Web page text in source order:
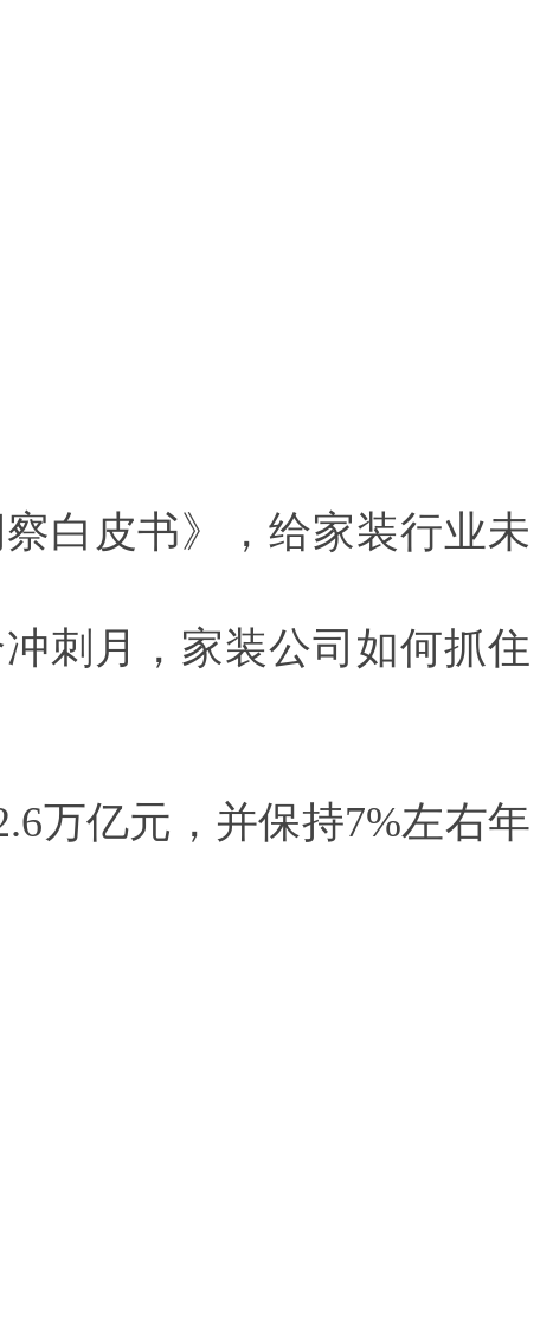
白皮书》，给家装行业未
刺月，家装公司如何抓住
万亿元，并保持7%左右年